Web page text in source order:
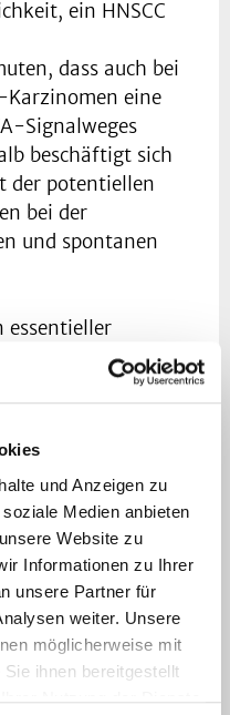
und Anzeigen zu
Medien anbieten
Website zu
Informationen zu Ihrer
unsere Partner für
weiter. Unsere
möglicherweise mit
ihnen bereitgestellt
Nutzung der Dienste
ein HNSCC
dass auch bei
eine
Signalweges
beschäftigt sich
der potentiellen
bei der
und spontanen
essentieller
der
innerhalb der
wird ein
Genen aktiviert,
FA-Gene
die
assoziierten
finden (13, 14).
die beiden
durch